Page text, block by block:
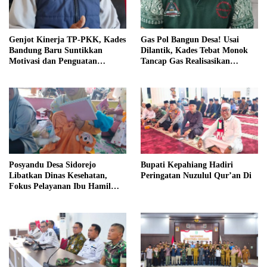
Genjot Kinerja TP-PKK, Kades
Bandung Baru Suntikkan
Motivasi dan Penguatan
Gas Pol Bangun Desa! Usai
Dilantik, Kades Tebat Monok
Tancap Gas Realisasikan
Posyandu Desa Sidorejo
Libatkan Dinas Kesehatan,
Fokus Pelayanan Ibu Hamil
Bupati Kepahiang Hadiri
Peringatan Nuzulul Qur’an Di